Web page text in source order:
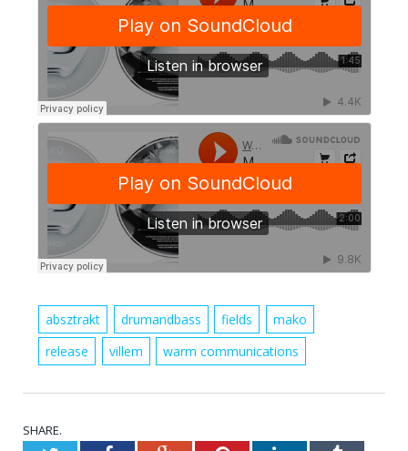
absztrakt drumandbass fields
mako
release
villem warm communications
SHARE.